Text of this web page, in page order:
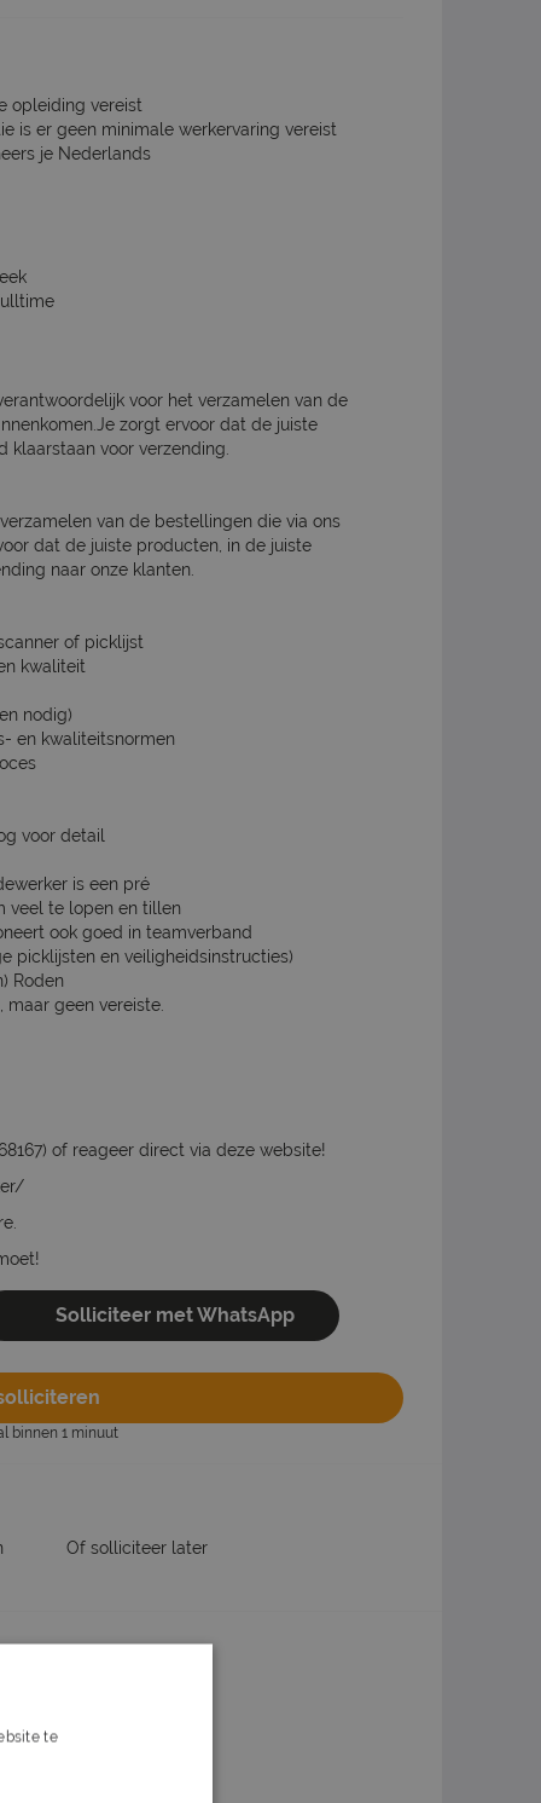
opleiding vereist
is er geen minimale werkervaring vereist
je Nederlands
voor het verzamelen van de
zorgt ervoor dat de juiste
klaarstaan voor verzending.
van de bestellingen die via ons
dat de juiste producten, in de juiste
naar onze klanten.
of picklijst
kwaliteit
nodig)
en kwaliteitsnormen
voor detail
is een pré
veel te lopen en tillen
ook goed in teamverband
picklijsten en veiligheidsinstructies)
Roden
geen vereiste.
of reageer direct via deze website!
Solliciteer met WhatsApp
binnen 1 minuut
Of solliciteer later
te